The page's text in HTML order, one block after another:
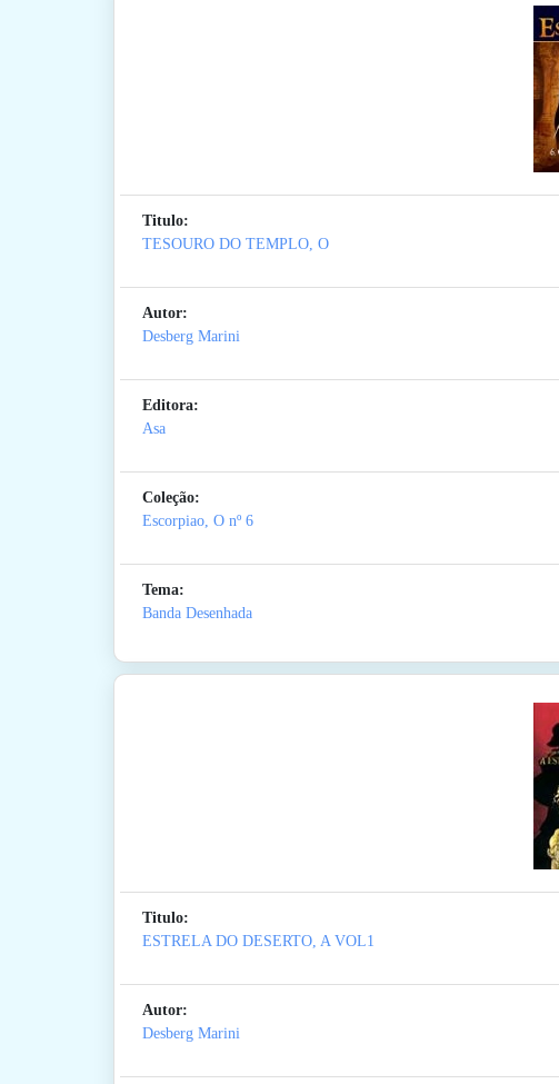
Titulo:
TESOURO DO TEMPLO, O
Autor:
Desberg Marini
Editora:
Asa
Coleção:
Escorpiao, O nº 6
Tema:
Banda Desenhada
Titulo:
ESTRELA DO DESERTO, A VOL1
Autor:
Desberg Marini